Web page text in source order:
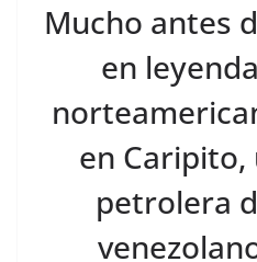
c
e
b
o
o
k
re
a
d
s
m
p
ar
tir
Mucho antes
en
en Caripito,
petrolera